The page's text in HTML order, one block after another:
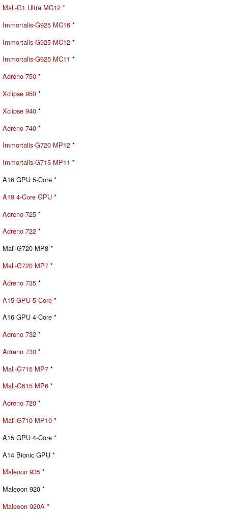
Mali-G1 Ultra MC12 *
Immortalis-G925 MC16 *
Immortalis-G925 MC12 *
Immortalis-G925 MC11 *
Adreno 750 *
Xclipse 950 *
Xclipse 940 *
Adreno 740 *
Immortalis-G720 MP12 *
Immortalis-G715 MP11 *
A16 GPU 5-Core *
A19 4-Core GPU *
Adreno 725 *
Adreno 722 *
Mali-G720 MP8 *
Mali-G720 MP7 *
Adreno 735 *
A15 GPU 5-Core *
A16 GPU 4-Core *
Adreno 732 *
Adreno 730 *
Mali-G715 MP7 *
Mali-G615 MP6 *
Adreno 720 *
Mali-G710 MP10 *
A15 GPU 4-Core *
A14 Bionic GPU *
Maleoon 935 *
Maleoon 920 *
Maleoon 920A *